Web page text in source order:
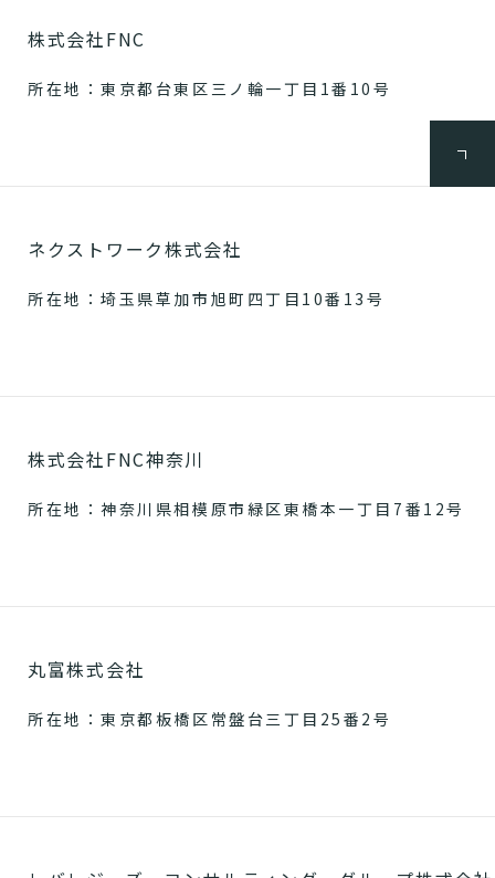
株式会社FNC
所在地：東京都台東区三ノ輪一丁目1番10号
ネクストワーク株式会社
所在地：埼玉県草加市旭町四丁目10番13号
株式会社FNC神奈川
所在地：神奈川県相模原市緑区東橋本一丁目7番12号
丸富株式会社
所在地：東京都板橋区常盤台三丁目25番2号